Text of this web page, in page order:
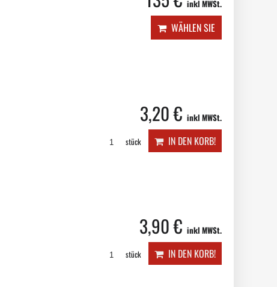
inkl MWSt.
WÄHLEN SIE
3,20 € inkl MWSt.
stück IN DEN KORB!
3,90 € inkl MWSt.
stück IN DEN KORB!